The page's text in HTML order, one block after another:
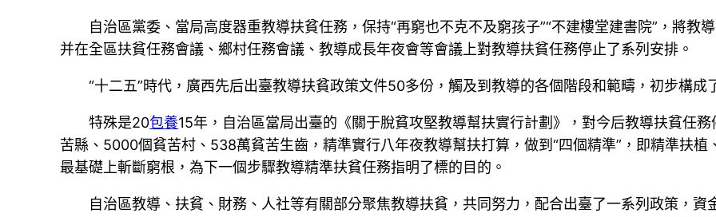
自治區黨委、當局高度器重教導扶貧任務，保持“再窮也不克不及窮孩子”“不建樓堂建書院”，將教
并在全區扶貧任務會議、鄉村任務會議、教導成長年夜會等會議上對教導扶貧任務停止了系列安排。
“十二五”時代，廣西先后出臺教導扶貧政策文件50多份，觸及到教導的各個階段和範疇，初步構成
特殊是20包養15年，自治區當局出臺的《關于脫貧攻堅教導幫扶實行計劃》，對今后教導扶貧任
苦縣、5000個貧苦村、538萬貧苦生齒，精準實行八年夜教導幫扶打算，做到“四個精準”，即精準扶
最基礎上斬斷窮根，為下一個步驟教導精準扶貧任務指明了標的目的。
自治區教導、扶貧、財務、人社等有關部分聚焦教導扶貧，共同努力，配合出臺了一系列政策，資